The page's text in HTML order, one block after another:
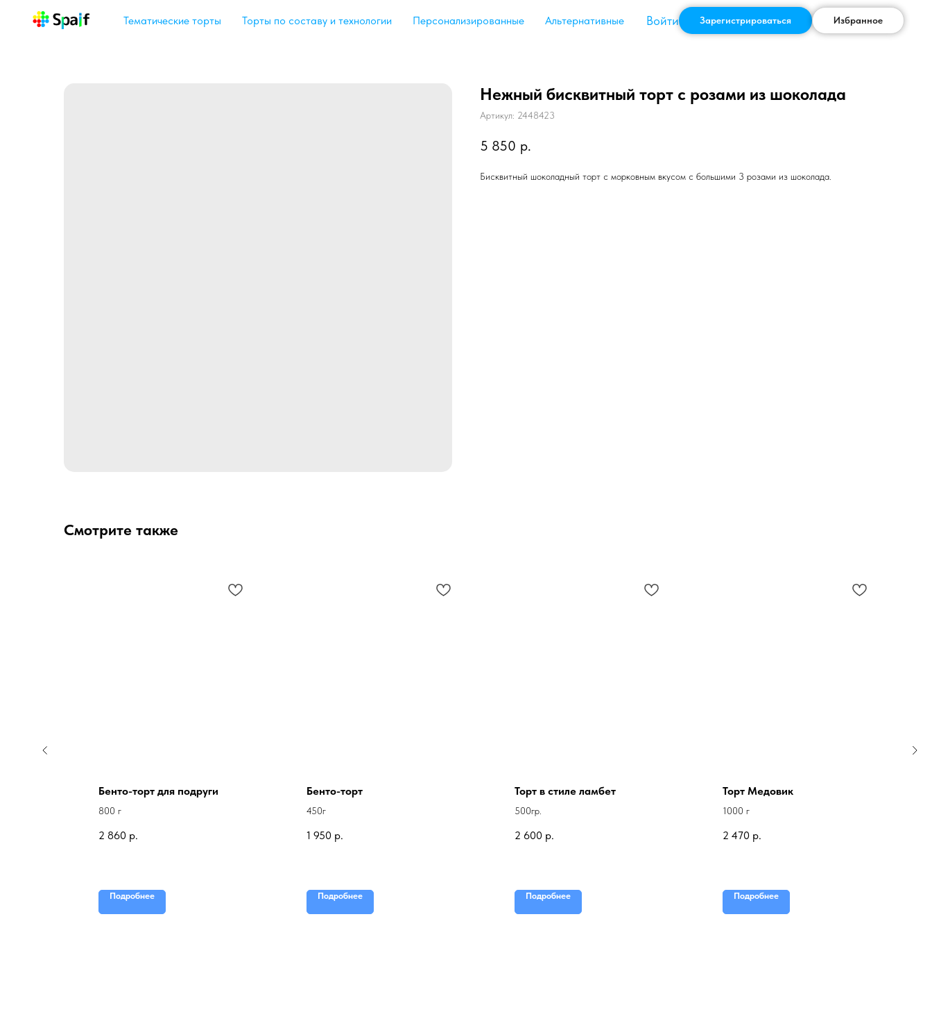
Тематические торты Торты по составу и технологии Персонализированные Альтернативные Войти Зарегистрироваться Избранное
Нежный бисквитный торт с розами из шоколада
Артикул: 2448423
5 850 р.
Бисквитный шоколадный торт с морковным вкусом с большими 3 розами из шоколада.
Смотрите также
Бенто-торт для подруги
800 г
2 860 р.
Подробнее
Бенто-торт
450г
1 950 р.
Подробнее
Торт в стиле ламбет
500гр.
2 600 р.
Подробнее
Торт Медовик
1000 г
2 470 р.
Подробнее